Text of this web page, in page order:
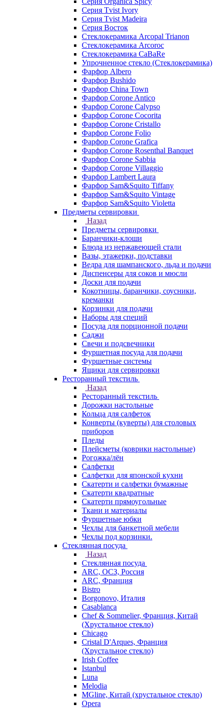
Серия Tvist Ivory
Серия Tvist Madeira
Серия Восток
Стеклокерамика Arcopal Trianon
Стеклокерамика Arcoroc
Стеклокерамика CaBaRe
Упрочненное стекло (Стеклокерамика)
Фарфор Albero
Фарфор Bushido
Фарфор China Town
Фарфор Corone Antico
Фарфор Corone Calypso
Фарфор Corone Cocorita
Фарфор Corone Cristallo
Фарфор Corone Folio
Фарфор Corone Grafica
Фарфор Corone Rosenthal Banquet
Фарфор Corone Sabbia
Фарфор Corone Villaggio
Фарфор Lambert Laura
Фарфор Sam&Squito Tiffany
Фарфор Sam&Squito Vintage
Фарфор Sam&Squito Violetta
Предметы сервировки
Назад
Предметы сервировки
Баранчики-клоши
Блюда из нержавеющей стали
Вазы, этажерки, подставки
Ведра для шампанского, льда и подачи
Диспенсеры для соков и мюсли
Доски для подачи
Кокотницы, баранчики, соусники,
креманки
Корзинки для подачи
Наборы для специй
Посуда для порционной подачи
Саджи
Свечи и подсвечники
Фуршетная посуда для подачи
Фуршетные системы
Ящики для сервировки
Ресторанный текстиль
Назад
Ресторанный текстиль
Дорожки настольные
Кольца для салфеток
Конверты (куверты) для столовых
приборов
Пледы
Плейсметы (коврики настольные)
Рогожка/лён
Салфетки
Салфетки для японской кухни
Скатерти и салфетки бумажные
Скатерти квадратные
Скатерти прямоугольные
Ткани и материалы
Фуршетные юбки
Чехлы для банкетной мебели
Чехлы под корзинки.
Стеклянная посуда
Назад
Стеклянная посуда
ARC, ОСЗ, Россия
ARC, Франция
Bistro
Borgonovo, Италия
Casablanca
Chef & Sommelier, Франция, Китай
(Хрустальное стекло)
Chicago
Cristal D'Arques, Франция
(Хрустальное стекло)
Irish Coffee
Istanbul
Luna
Melodia
MGline, Китай (хрустальное стекло)
Opera